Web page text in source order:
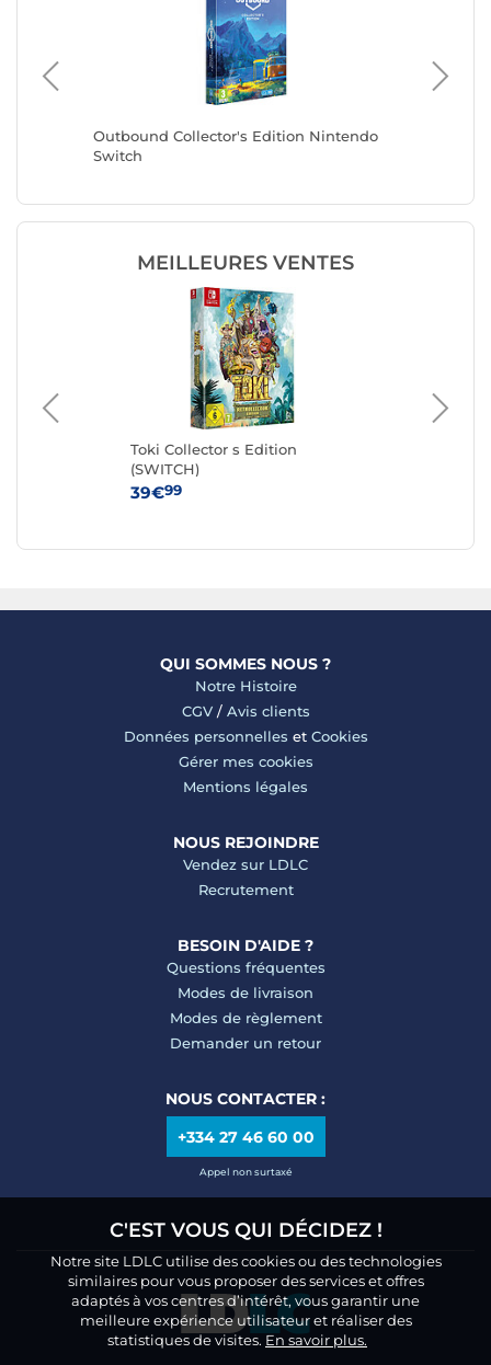
Outbound Collector's Edition Nintendo
Switch
MEILLEURES VENTES
Toki Collector s Edition
(SWITCH)
39€99
QUI SOMMES NOUS ?
Notre Histoire
CGV/ Avis clients
Données personnelles et Cookies
Gérer mes cookies
Mentions légales
NOUS REJOINDRE
Vendez sur LDLC
Recrutement
BESOIN D'AIDE ?
Questions fréquentes
Modes de livraison
Modes de règlement
Demander un retour
NOUS CONTACTER :
+334 27 46 60 00
Appel non surtaxé
C'EST VOUS QUI DÉCIDEZ !
Notre site LDLC utilise des cookies ou des technologies
similaires pour vous proposer des services et offres
adaptés à vos centres d’intérêt, vous garantir une
meilleure expérience utilisateur et réaliser des
statistiques de visites. En savoir plus.